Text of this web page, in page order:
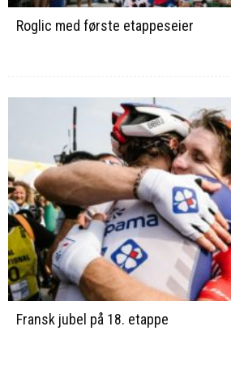
Roglic med første etappeseier
Fransk jubel på 18. etappe